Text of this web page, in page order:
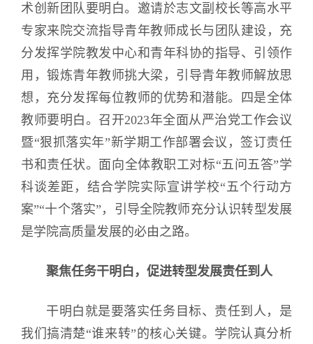
术创新团队要明白。邀请於志文副校长等高水平
专家来院交流指导青年教师成长与团队建设，充
分发挥学院教发中心和青年科协的指导、引领作
用，锻炼青年教师挑大梁，引导青年教师解放思
想，充分发挥每位教师的优势和潜能。四是全体
教师要明白。召开2023年全面从严治党工作会议
暨“狠抓落实年”新学期工作部署会议，签订责任
书和责任状。面向全体教职工对标“五问五答”学
科谈差距，结合学院实际宣讲学校“五个行动方
案”“十个落实”，引导全院教师充分认识转型发展
是学院高质量发展的必由之路。
聚焦任务干明白，促进转型发展责任到人
干明白就是要落实任务目标、责任到人，是
我们搞清楚“谁来转”的核心关键。学院认真分析